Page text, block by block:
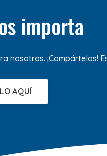
importa
nosotros. ¡Compártelos!
AQUÍ